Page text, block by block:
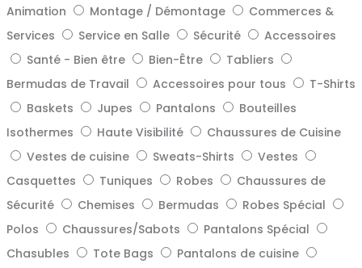
Animation
Montage / Démontage
Commerces &
Services
Service en Salle Sécurité
Accessoires
Santé - Bien être
Bien-Être
Tabliers
Bermudas de Travail
Accessoires pour tous
T-Shirts
Baskets
Jupes Pantalons
Bouteilles
Isothermes
Haute Visibilité
Chaussures de Cuisine
Vestes de cuisine
Sweats-Shirts
Vestes
Casquettes
Tuniques Robes
Chaussures de
Sécurité
Chemises Bermudas
Robes Spécial
Polos
Chaussures/Sabots
Pantalons Spécial
Chasubles
Tote Bags
Pantalons de cuisine